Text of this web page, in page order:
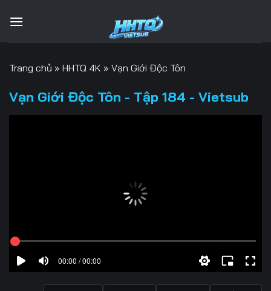
qua
Trang chủ » HHTQ 4K » Vạn Giới Độc Tôn
Vạn Giới Độc Tôn - Tập 184 - Vietsub
00:00 / 00:00